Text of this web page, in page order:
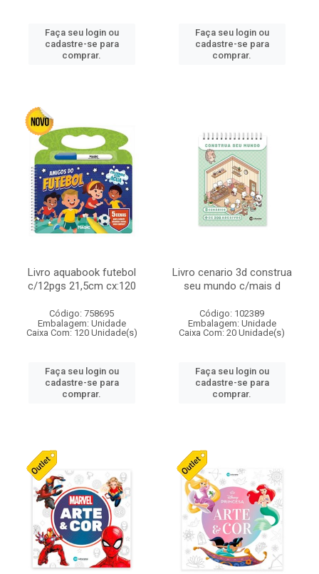
Faça seu login ou
cadastre-se para
comprar.
Faça seu login ou
cadastre-se para
comprar.
Livro aquabook futebol
c/12pgs 21,5cm cx:120
Código: 758695
Embalagem: Unidade
Caixa Com: 120 Unidade(s)
Faça seu login ou
cadastre-se para
comprar.
Livro cenario 3d construa
seu mundo c/mais d
Código: 102389
Embalagem: Unidade
Caixa Com: 20 Unidade(s)
Faça seu login ou
cadastre-se para
comprar.